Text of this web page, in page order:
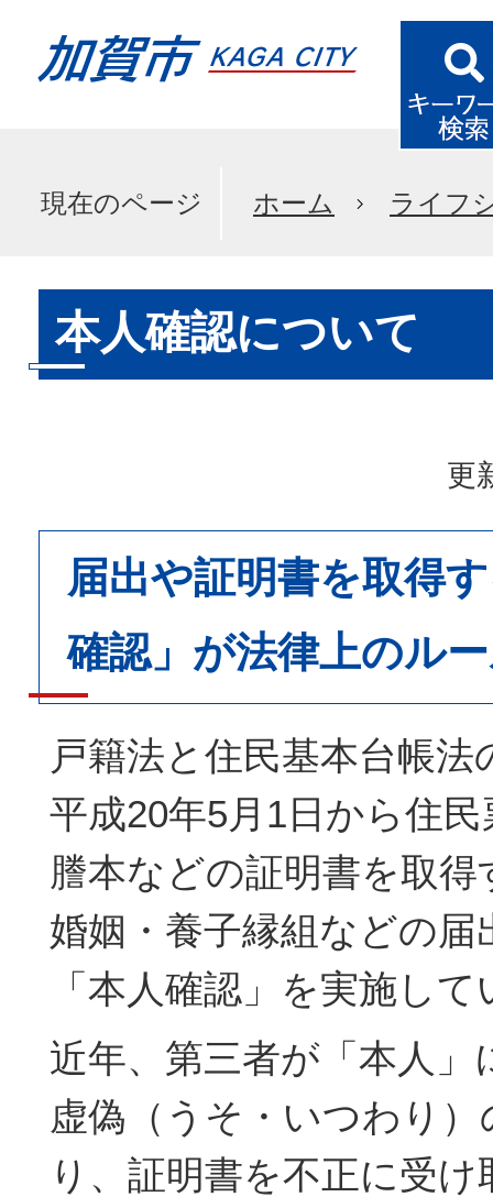
現在のページ ホーム ライフ
本人確認について
更
届出や証明書を取得
確認」が法律上のル
戸籍法と住民基本台帳
平成20年5月1日から住
謄本などの証明書を取
婚姻・養子縁組などの
「本人確認」を実施し
近年、第三者が「本人
虚偽（うそ・いつわり
り、証明書を不正に受